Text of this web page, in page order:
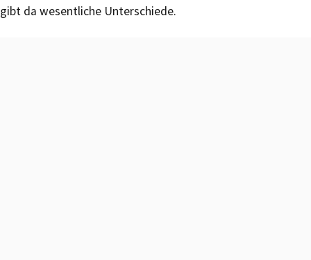
gibt da wesentliche Unterschiede.